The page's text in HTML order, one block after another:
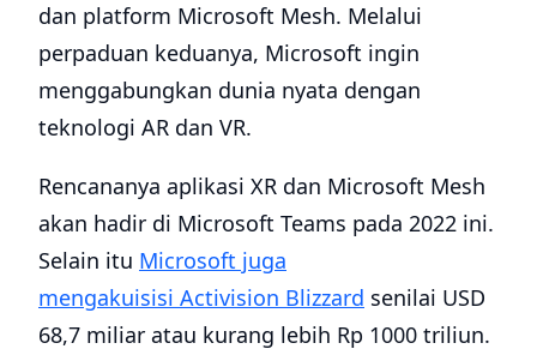
dan platform Microsoft Mesh. Melalui
perpaduan keduanya, Microsoft ingin
menggabungkan dunia nyata dengan
teknologi AR dan VR.
Rencananya aplikasi XR dan Microsoft Mesh
akan hadir di Microsoft Teams pada 2022 ini.
Selain itu Microsoft juga
mengakuisisi Activision Blizzard senilai USD
68,7 miliar atau kurang lebih Rp 1000 triliun.